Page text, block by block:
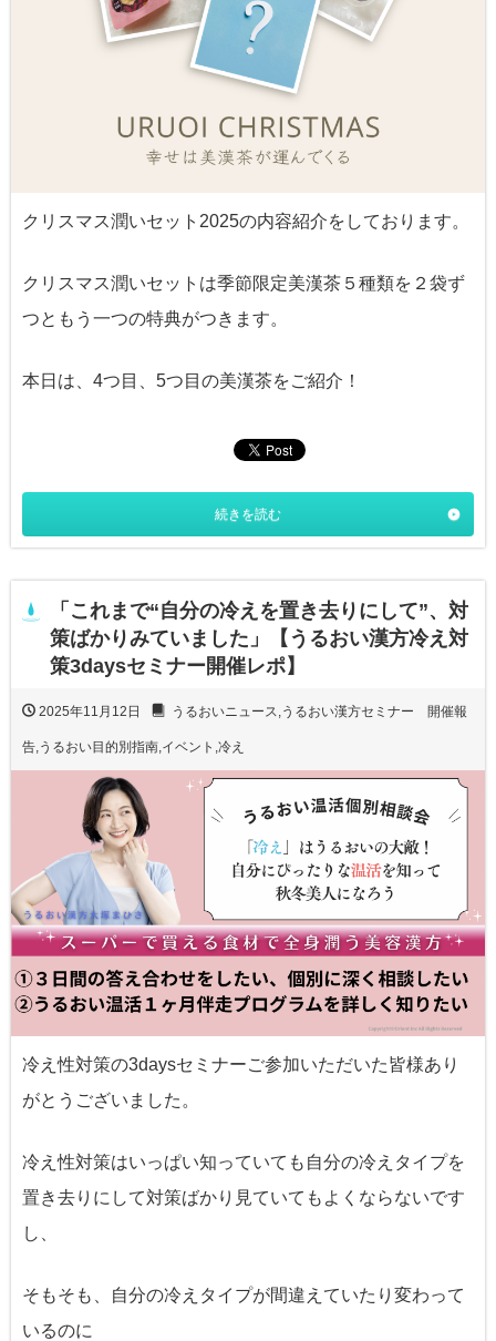
クリスマス潤いセット2025の内容紹介をしております。
クリスマス潤いセットは季節限定美漢茶５種類を２袋ず
つともう一つの特典がつきます。
本日は、4つ目、5つ目の美漢茶をご紹介！
続きを読む
「これまで“自分の冷えを置き去りにして”、対
策ばかりみていました」【うるおい漢方冷え対
策3daysセミナー開催レポ】
2025年11月12日 うるおいニュース,うるおい漢方セミナー 開催報
告,うるおい目的別指南,イベント ,冷え
冷え性対策の3daysセミナーご参加いただいた皆様あり
がとうございました。
冷え性対策はいっぱい知っていても自分の冷えタイプを
置き去りにして対策ばかり見ていてもよくならないです
し、
そもそも、自分の冷えタイプが間違えていたり変わって
いるのに